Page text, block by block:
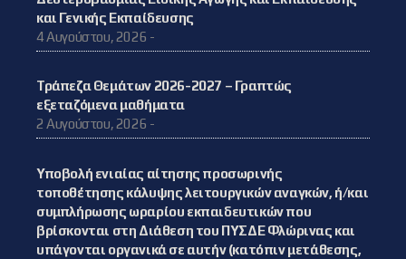
και Γενικής Εκπαίδευσης
4 Αυγούστου, 2026 -
Τράπεζα Θεμάτων 2026-2027 – Γραπτώς
εξεταζόμενα μαθήματα
2 Αυγούστου, 2026 -
Υποβολή ενιαίας αίτησης προσωρινής
τοποθέτησης κάλυψης λειτουργικών αναγκών, ή/και
συμπλήρωσης ωραρίου εκπαιδευτικών που
βρίσκονται στη Διάθεση του ΠΥΣΔΕ Φλώρινας και
υπάγονται οργανικά σε αυτήν (κατόπιν μετάθεσης,